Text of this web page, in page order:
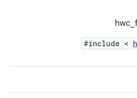
#include <